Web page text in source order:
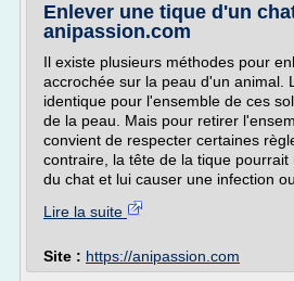
Enlever une tique d'un
anipassion.com
Il existe plusieurs méthodes pour
accrochée sur la peau d'un animal.
identique pour l'ensemble de ces
de la peau. Mais pour retirer
convient de respecter certaines
contraire, la tête de la tique pourrait
du chat et lui causer une infection ou
Lire la suite
Site : https://anipassion.com